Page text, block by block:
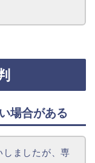
場合がある
しましたが、専